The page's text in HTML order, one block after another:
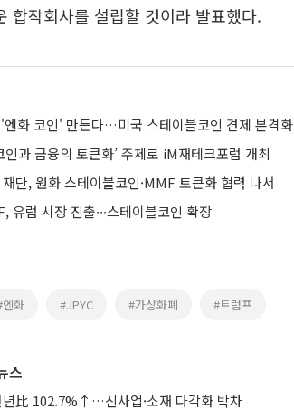
합작회사를 설립할 것이라 발표했다.
엔화 코인' 만든다…미국 스테이블코인 견제 본격화
인과 금융의 토큰화’ 주제로 iM재테크포럼 개최
단, 원화 스테이블코인·MMF 토큰화 협력 나서
유럽 시장 진출∙∙∙스테이블코인 확장
화 #JPYC #가상화폐 #트럼프
스
년比 102.7%↑…신사업·소재 다각화 박차